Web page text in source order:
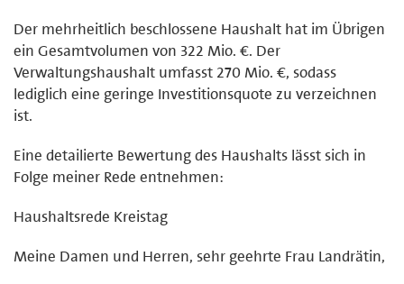
Der mehrheitlich beschlossene Haushalt hat im Übrigen
ein Gesamtvolumen von 322 Mio. €. Der
Verwaltungshaushalt umfasst 270 Mio. €, sodass
lediglich eine geringe Investitionsquote zu verzeichnen
ist.
Eine detailierte Bewertung des Haushalts lässt sich in
Folge meiner Rede entnehmen:
Haushaltsrede Kreistag
Meine Damen und Herren, sehr geehrte Frau Landrätin,